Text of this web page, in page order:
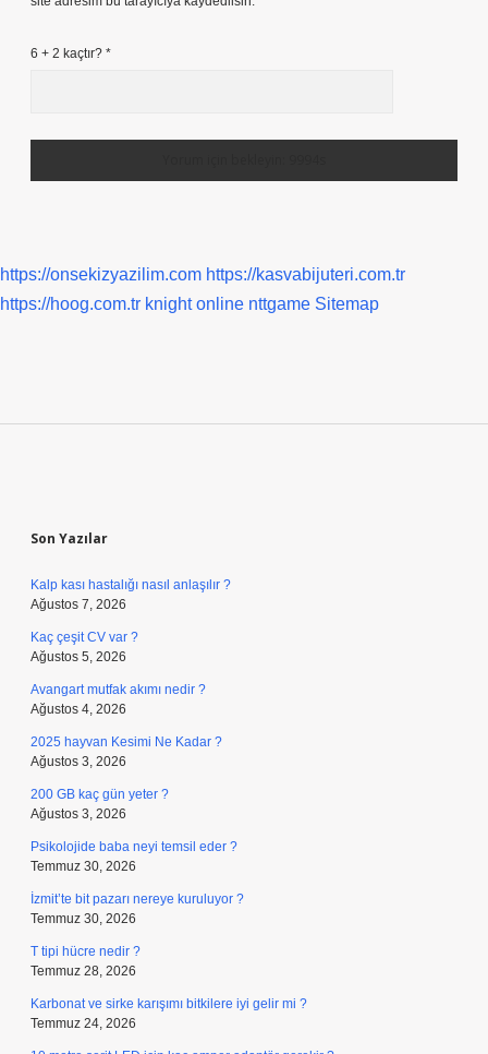
6 + 2 kaçtır? *
https://onsekizyazilim.com https://kasvabijuteri.com.tr
https://hoog.com.tr knight online nttgame Sitemap
Son Yazılar
Kalp kası hastalığı nasıl anlaşılır ?
Ağustos 7, 2026
Kaç çeşit CV var ?
Ağustos 5, 2026
Avangart mutfak akımı nedir ?
Ağustos 4, 2026
2025 hayvan Kesimi Ne Kadar ?
Ağustos 3, 2026
200 GB kaç gün yeter ?
Ağustos 3, 2026
Psikolojide baba neyi temsil eder ?
Temmuz 30, 2026
İzmit’te bit pazarı nereye kuruluyor ?
Temmuz 30, 2026
T tipi hücre nedir ?
Temmuz 28, 2026
Karbonat ve sirke karışımı bitkilere iyi gelir mi ?
Temmuz 24, 2026